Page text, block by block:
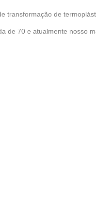
transformação de
de 70 e atualmente nosso